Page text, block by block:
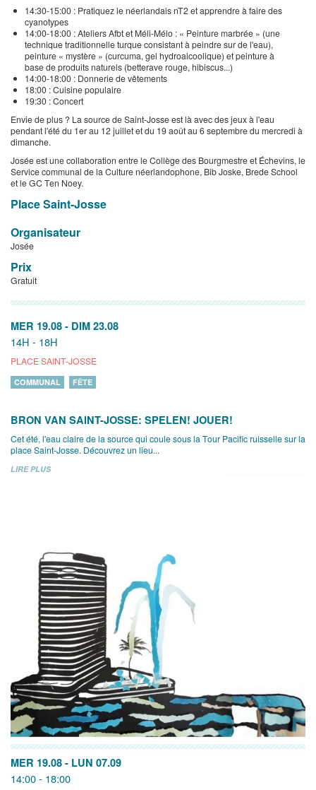
14:30-15:00 : Pratiquez le néerlandais nT2 et apprendre à faire des
cyanotypes
14:00-18:00 : Ateliers Afbt et Méli-Mélo : « Peinture marbrée » (une
technique traditionnelle turque consistant à peindre sur de l'eau),
peinture « mystère » (curcuma, gel hydroalcoolique) et peinture à
base de produits naturels (betterave rouge, hibiscus...)
14:00-18:00 : Donnerie de vêtements
18:00 : Cuisine populaire
19:30 : Concert
Envie de plus ? La source de Saint-Josse est là avec des jeux à l'eau
pendant l'été du 1er au 12 juillet et du 19 août au 6 septembre du mercredi à
dimanche.
Josée est une collaboration entre le Collège des Bourgmestre et Échevins, le
Service communal de la Culture néerlandophone, Bib Joske, Brede School
et le GC Ten Noey.
Place Saint-Josse
Organisateur
Josée
Prix
Gratuit
MER 19.08 - DIM 23.08
14H - 18H
PLACE SAINT-JOSSE
COMMUNAL FÊTE
BRON VAN SAINT-JOSSE: SPELEN! JOUER!
Cet été, l'eau claire de la source qui coule sous la Tour Pacific ruisselle sur la
place Saint-Josse. Découvrez un lieu...
LIRE PLUS
MER 19.08 - LUN 07.09
14:00 - 18:00